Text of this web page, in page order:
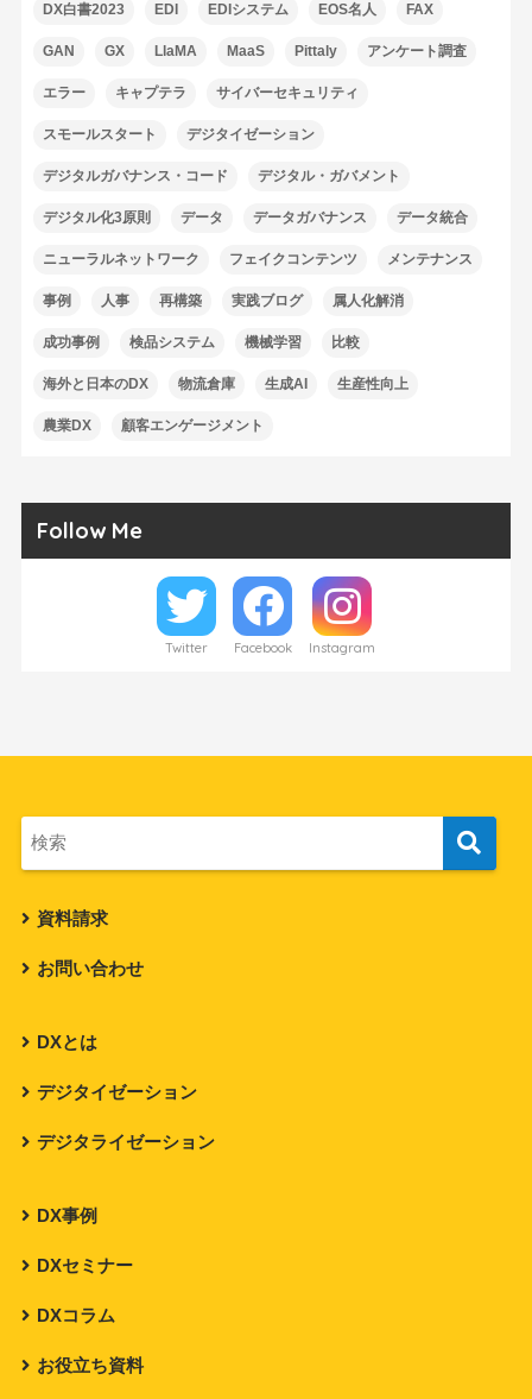
DX白書2023 EDI EDIシステム EOS名人 FAX
GAN GX LlaMA MaaS Pittaly アンケート調査
エラー キャプテラ サイバーセキュリティ
スモールスタート デジタイゼーション
デジタルガバナンス・コード デジタル・ガバメント
デジタル化3原則 データ データガバナンス データ統合
ニューラルネットワーク フェイクコンテンツ メンテナンス
事例 人事 再構築 実践ブログ 属人化解消
成功事例 検品システム 機械学習 比較
海外と日本のDX 物流倉庫 生成AI 生産性向上
農業DX 顧客エンゲージメント
Follow Me
Twitter Facebook Instagram
資料請求
お問い合わせ
DXとは
デジタイゼーション
デジタライゼーション
DX事例
DXセミナー
DXコラム
お役立ち資料